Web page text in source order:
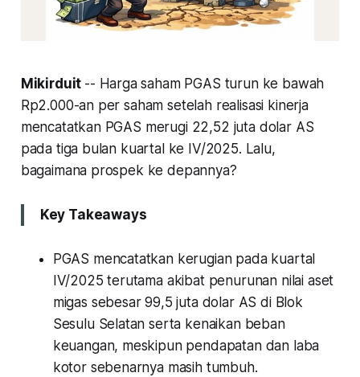
Mikirduit -- Harga saham PGAS turun ke bawah
Rp2.000-an per saham setelah realisasi kinerja
mencatatkan PGAS merugi 22,52 juta dolar AS
pada tiga bulan kuartal ke IV/2025. Lalu,
bagaimana prospek ke depannya?
Key Takeaways
PGAS mencatatkan kerugian pada kuartal
IV/2025 terutama akibat penurunan nilai aset
migas sebesar 99,5 juta dolar AS di Blok
Sesulu Selatan serta kenaikan beban
keuangan, meskipun pendapatan dan laba
kotor sebenarnya masih tumbuh.